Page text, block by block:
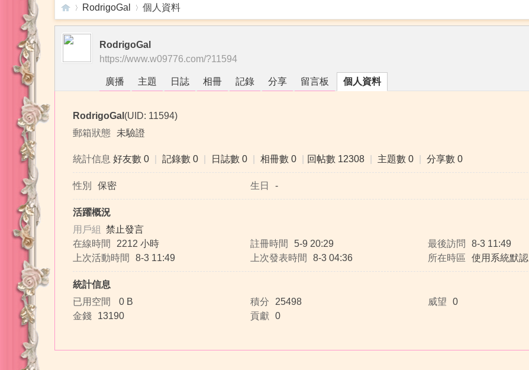
RodrigoGal
›
個人資料
RodrigoGal
https://www.w09776.com/?11594
廣播 主題 日誌 相冊 記錄 分享 留言板 個人資料
RodrigoGal (UID: 11594)
郵箱狀態
未驗證
統計信息 好友數 0 記錄數 0 日誌數 0 相冊數 0 回帖數 12308 主題數 0 分享數 0
性別 保密 生日 -
活躍概況
用戶組 禁止發言
在線時間
2212 小時 註冊時間 5-9 20:29 最後訪問
8-3 11:49
上次活動時間
8-3 11:49 上次發表時間 8-3 04:36 所在時區 使用系統默認
統計信息
已用空間
0 B 積分 25498 威望
0
金錢
13190 貢獻 0